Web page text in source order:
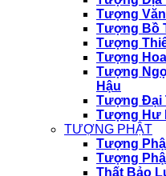
Tượng
Tượng Bồ
Tượng
Tượng
Tượng
Hậu
Tượng Đại
Tượng Hư
TƯỢNG PHẬT
Tượng
Tượng
Thất Bảo